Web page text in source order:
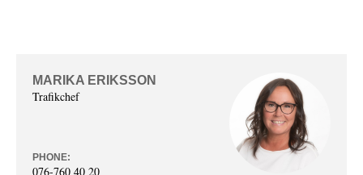
MARIKA ERIKSSON
Trafikchef
PHONE:
076-760 40 20